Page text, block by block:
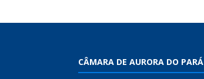
CÂMARA DE AURORA DO PARÁ